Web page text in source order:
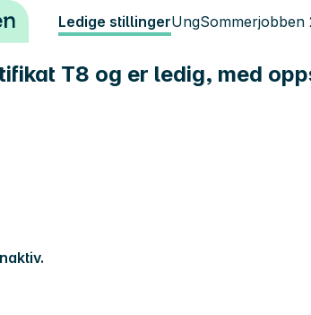
Ledige stillingerUngSommerjobben
T8 og er ledig, med